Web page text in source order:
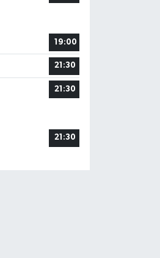
19:00
21:30
21:30
21:30